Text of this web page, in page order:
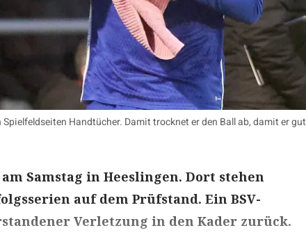
Handtücher. Damit trocknet er den Ball ab, damit er
Samstag in Heeslingen. Dort stehen
auf dem Prüfstand. Ein BSV-
Verletzung in den Kader zurück.